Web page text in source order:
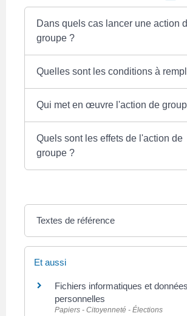
Dans quels cas lancer une action
groupe ?
Quelles sont les conditions à
Qui met en œuvre l'action de
Quels sont les effets de l'action de
groupe ?
Textes de référence
Et aussi
Fichiers informatiques et données
personnelles
Papiers - Citoyenneté - Élections